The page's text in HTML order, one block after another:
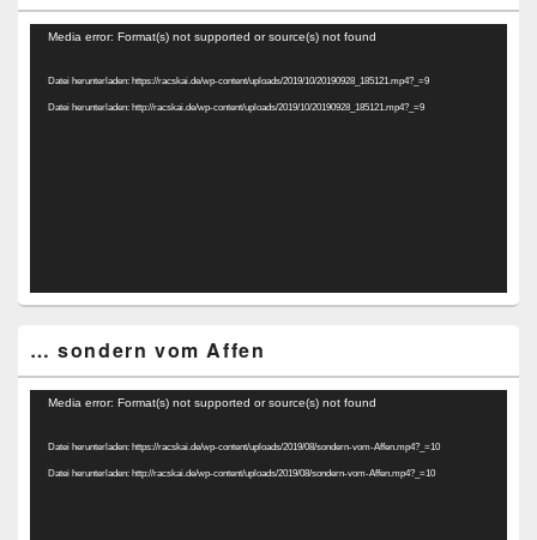
Video-
Media error: Format(s) not supported or source(s) not found
Datei herunterladen: https://racskai.de/wp-content/uploads/2019/10/20190928_185121.mp4?_=9
Datei herunterladen: http://racskai.de/wp-content/uploads/2019/10/20190928_185121.mp4?_=9
… sondern vom Affen
Video-
Media error: Format(s) not supported or source(s) not found
Datei herunterladen: https://racskai.de/wp-content/uploads/2019/08/sondern-vom-Affen.mp4?_=10
Datei herunterladen: http://racskai.de/wp-content/uploads/2019/08/sondern-vom-Affen.mp4?_=10